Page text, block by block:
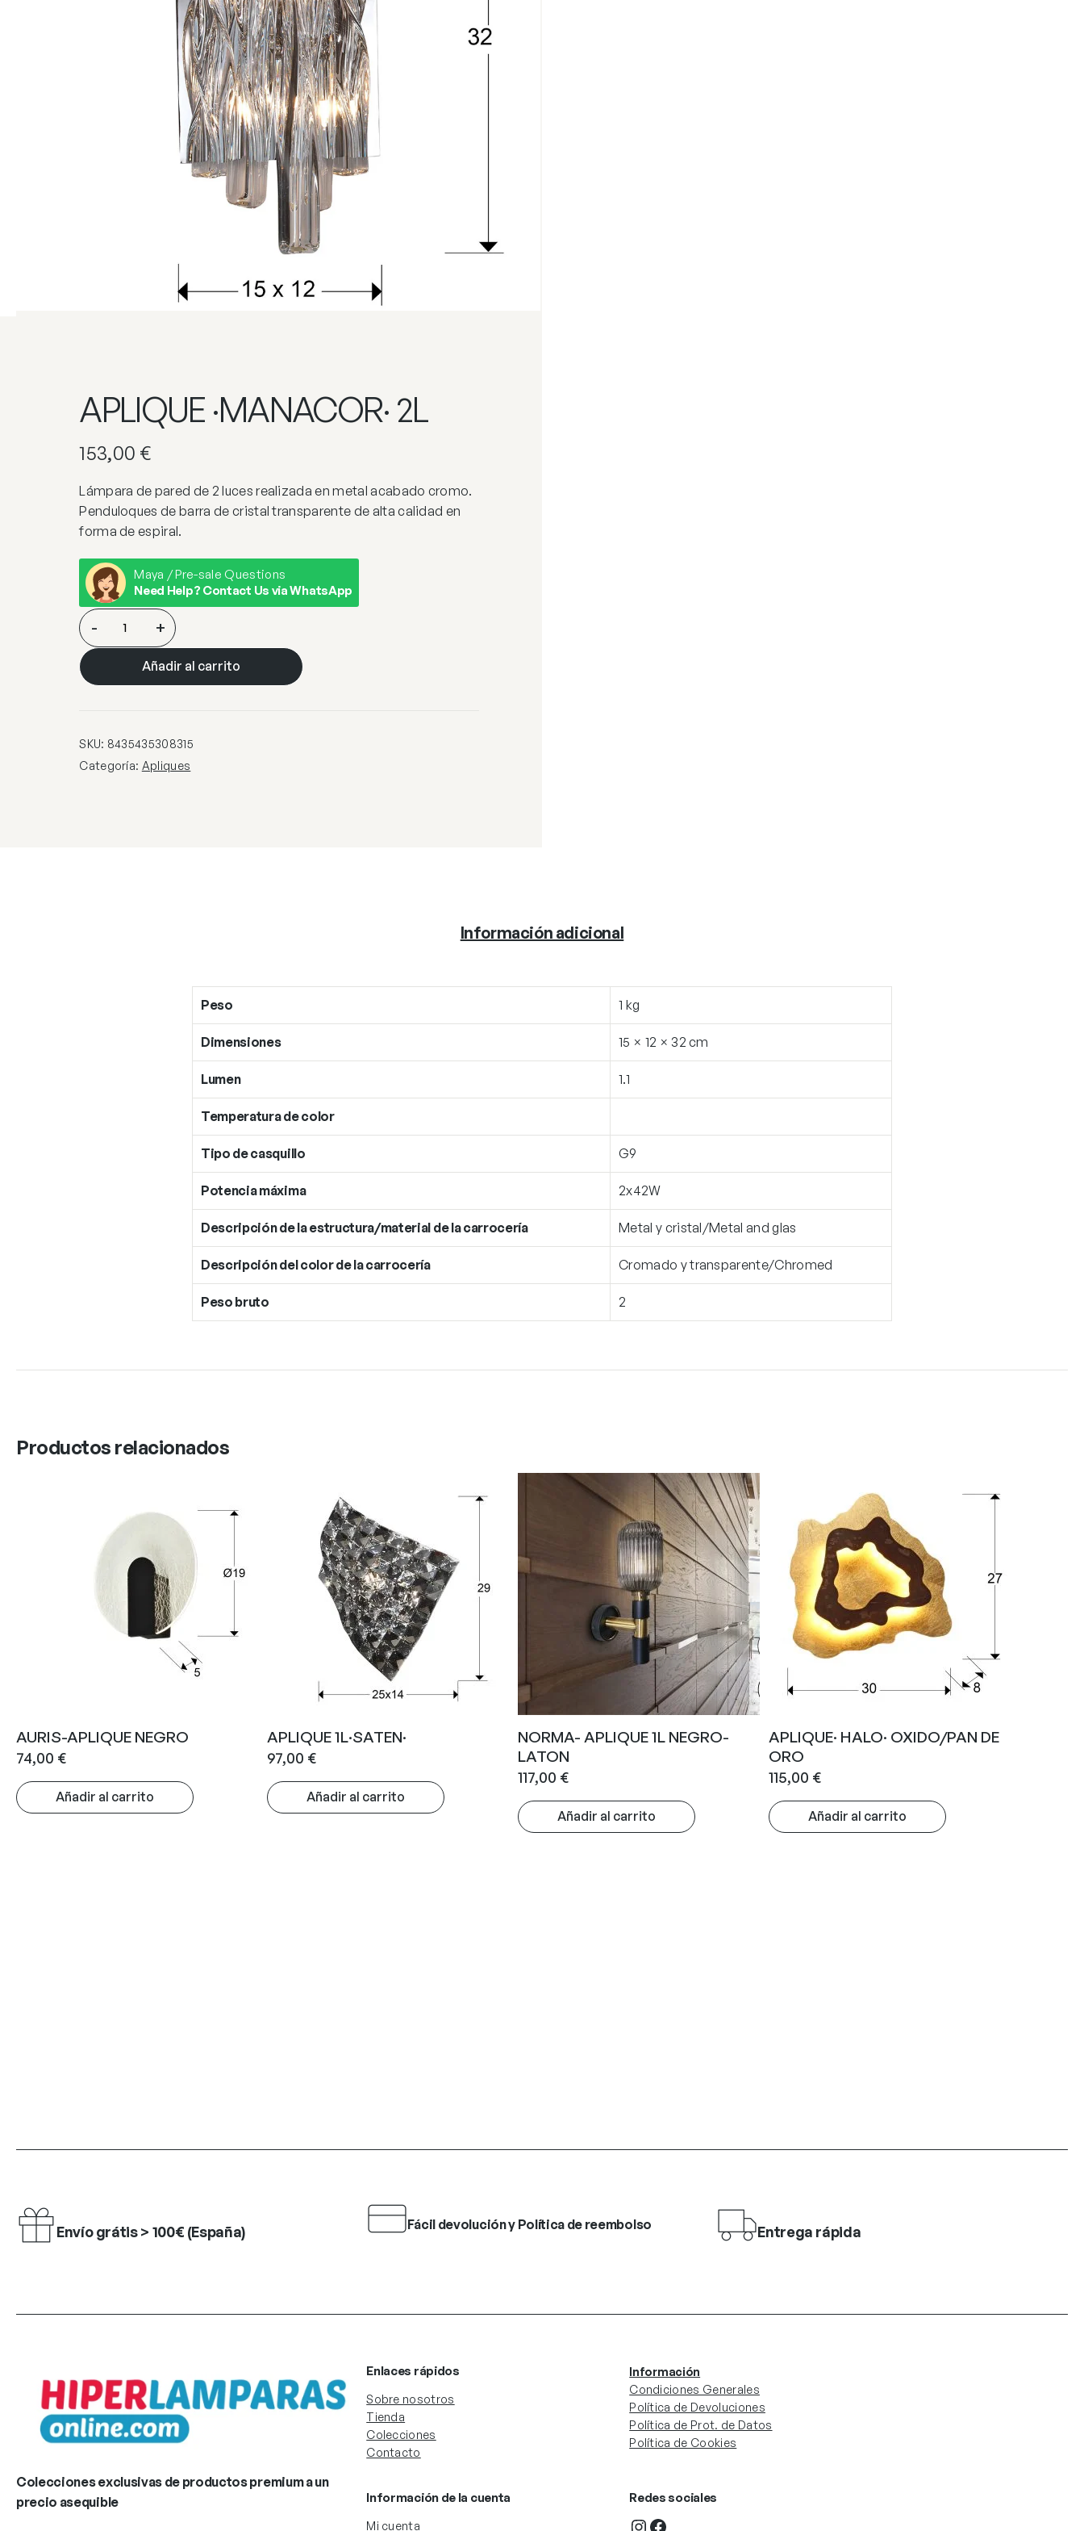
APLIQUE ·MANACOR· 2L
153,00 €
Lámpara de pared de 2 luces realizada en metal acabado cromo.
Penduloques de barra de cristal transparente de alta calidad en
forma de espiral.
Maya / Pre-sale Questions
Need Help? Contact Us via WhatsApp
APLIQUE
·MANACOR·
2L
cantidad
- +
Añadir al carrito
SKU: 8435435308315
Categoría: Apliques
Información adicional
Peso 1 kg
Dimensiones 15 × 12 × 32 cm
Lumen 1.1
Temperatura de color
Tipo de casquillo G9
Potencia máxima 2x42W
Descripción de la estructura/material de la carrocería Metal y cristal/Metal and glas
Descripción del color de la carrocería Cromado y transparente/Chromed
Peso bruto 2
Productos relacionados
AURIS-APLIQUE NEGRO
74,00 €
Añadir al carrito
APLIQUE 1L·SATEN·
97,00 €
Añadir al carrito
NORMA- APLIQUE 1L NEGRO-
LATON
117,00 €
Añadir al carrito
APLIQUE· HALO· OXIDO/PAN DE
ORO
115,00 €
Añadir al carrito
Envío grátis > 100€ (España) Fácil devolución y Política de reembolso Entrega rápida
Colecciones exclusivas de productos premium a un
precio asequible
Enlaces rápidos
Sobre nosotros
Tienda
Colecciones
Contacto
Información
Condiciones Generales
Política de Devoluciones
Política de Prot. de Datos
Política de Cookies
Información de la cuenta
Mi cuenta
Redes sociales
InstagramFacebook